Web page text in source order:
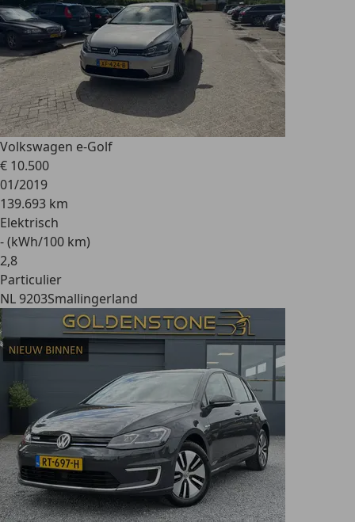
Volkswagen e-Golf
€ 10.500
01/2019
139.693 km
Elektrisch
- (kWh/100 km)
2,8
Particulier
NL 9203Smallingerland